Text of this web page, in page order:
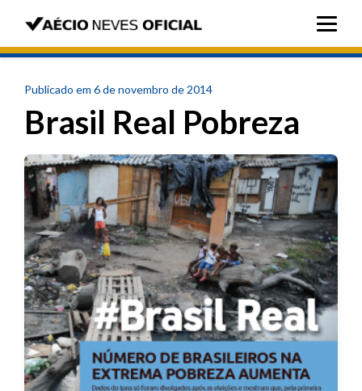
Publicado em 6 de novembro de 2014
Brasil Real Pobreza